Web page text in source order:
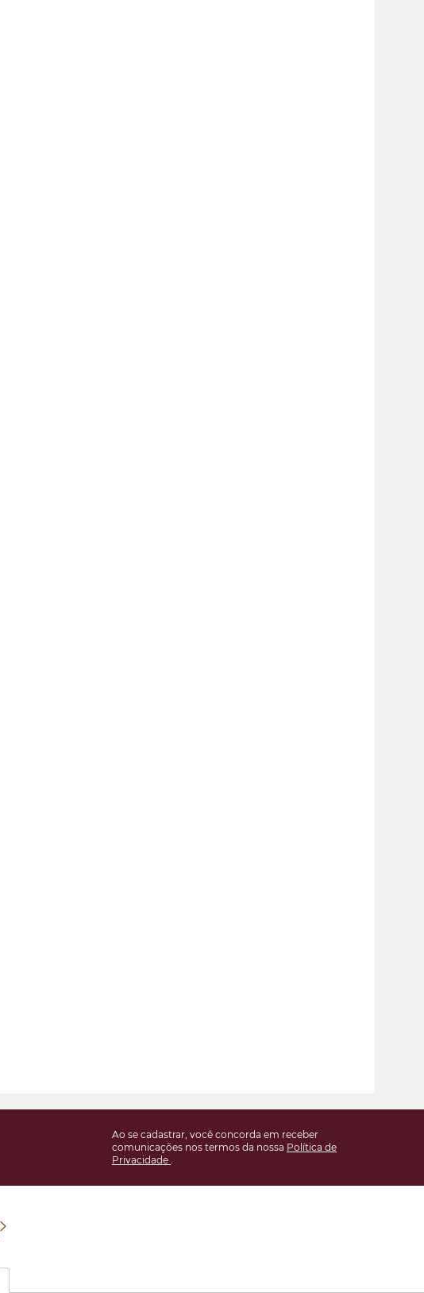
Ao se cadastrar, você concorda em receber
comunicações nos termos da nossa Política de
Privacidade .